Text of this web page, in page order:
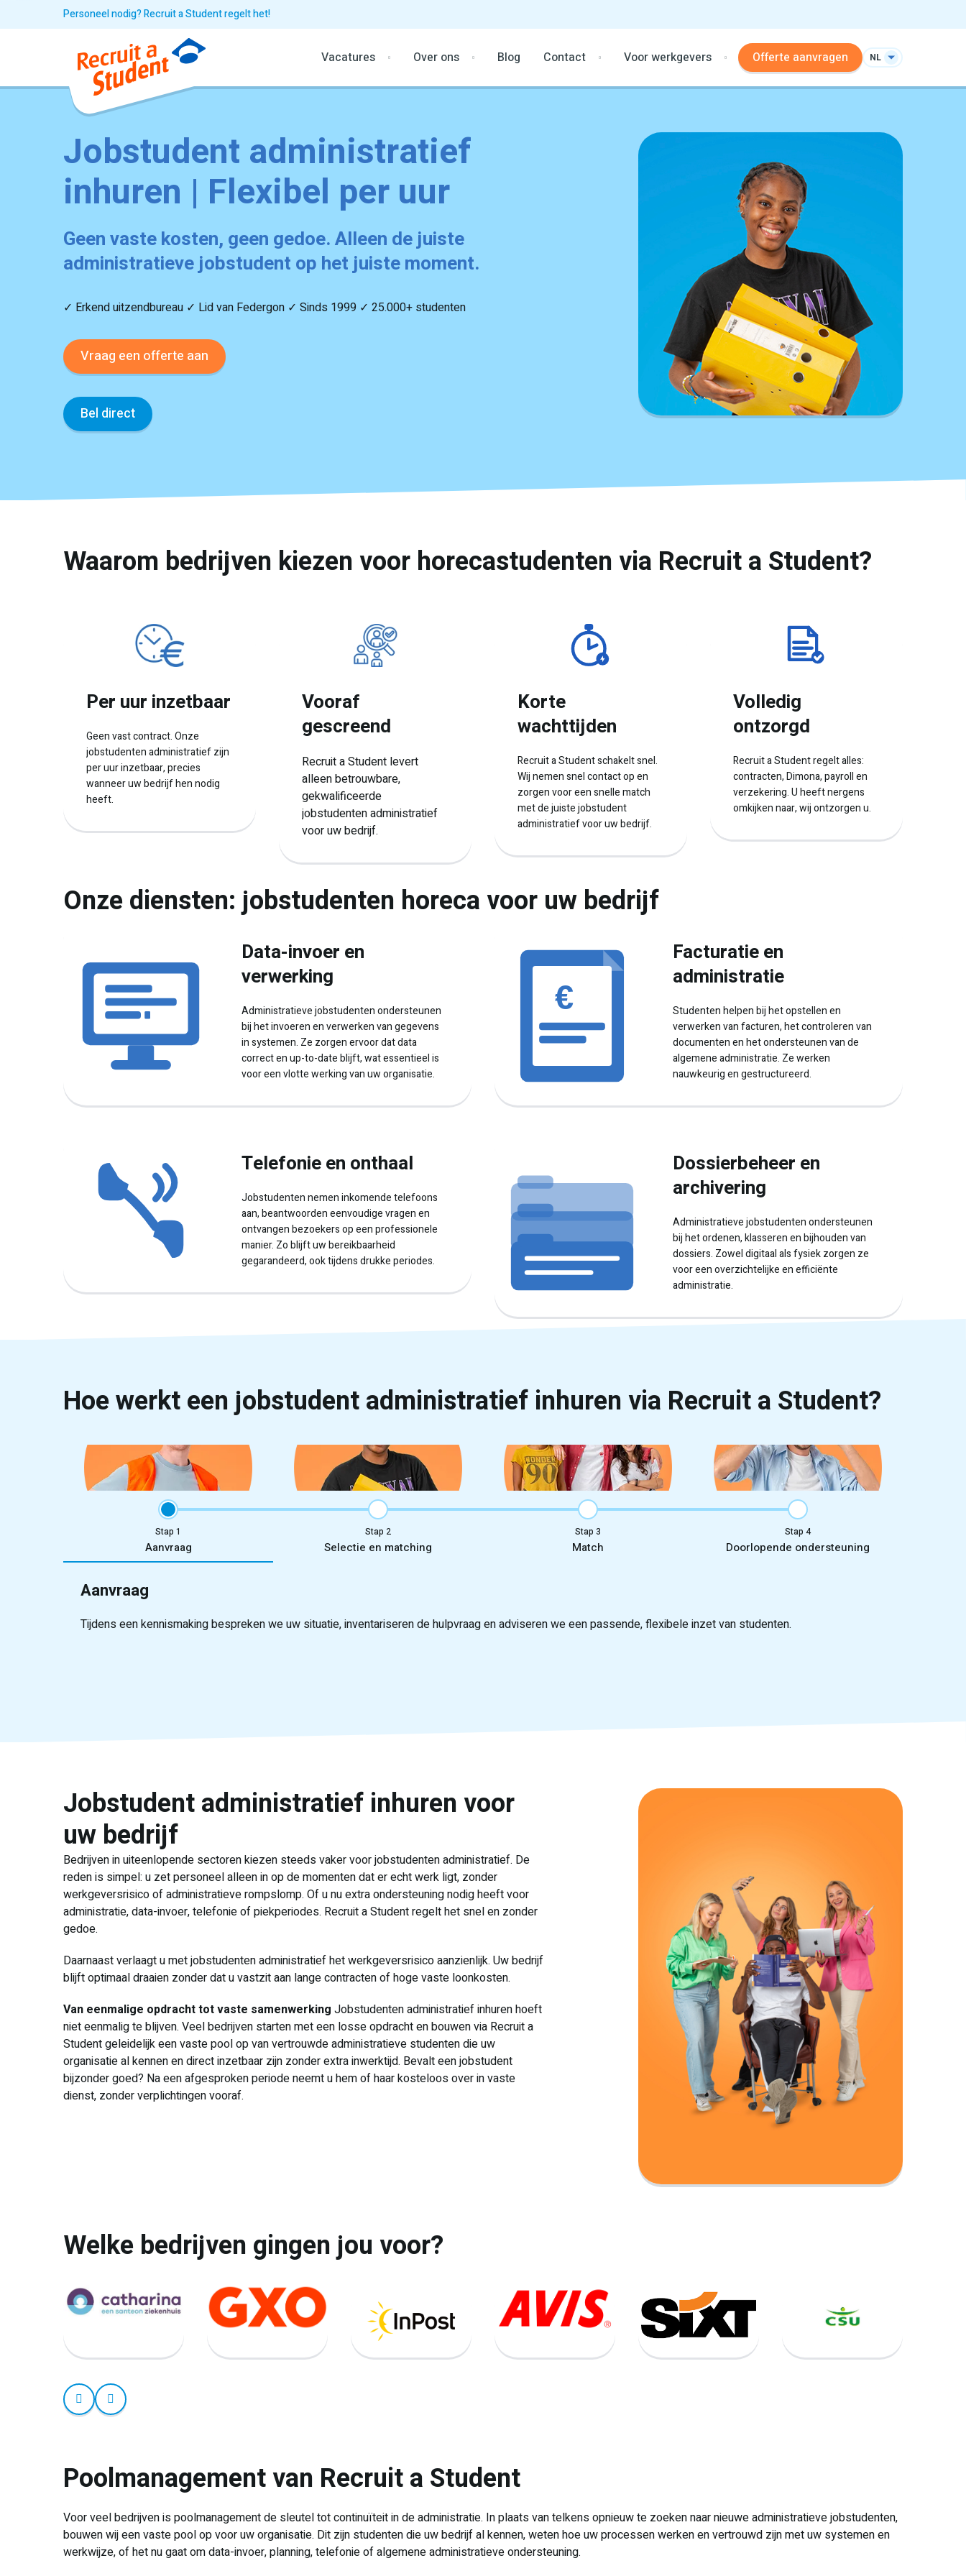
Personeel nodig? Recruit a Student regelt het!
Vacatures Over ons Blog Contact Voor werkgevers Offerte aanvragen NL
Jobstudent administratief
inhuren | Flexibel per uur
Geen vaste kosten, geen gedoe. Alleen de juiste
administratieve jobstudent op het juiste moment.
✓ Erkend uitzendbureau ✓ Lid van Federgon ✓ Sinds 1999 ✓ 25.000+ studenten
Vraag een offerte aan
Bel direct
Waarom bedrijven kiezen voor horecastudenten via Recruit a Student?
Per uur inzetbaar
Geen vast contract. Onze
jobstudenten administratief zijn
per uur inzetbaar, precies
wanneer uw bedrijf hen nodig
heeft.
Vooraf
gescreend
Recruit a Student levert
alleen betrouwbare,
gekwalificeerde
jobstudenten administratief
voor uw bedrijf.
Korte
wachttijden
Recruit a Student schakelt snel.
Wij nemen snel contact op en
zorgen voor een snelle match
met de juiste jobstudent
administratief voor uw bedrijf.
Volledig
ontzorgd
Recruit a Student regelt alles:
contracten, Dimona, payroll en
verzekering. U heeft nergens
omkijken naar, wij ontzorgen u.
Onze diensten: jobstudenten horeca voor uw bedrijf
Data-invoer en
verwerking
Administratieve jobstudenten ondersteunen
bij het invoeren en verwerken van gegevens
in systemen. Ze zorgen ervoor dat data
correct en up-to-date blijft, wat essentieel is
voor een vlotte werking van uw organisatie.
Telefonie en onthaal
Jobstudenten nemen inkomende telefoons
aan, beantwoorden eenvoudige vragen en
ontvangen bezoekers op een professionele
manier. Zo blijft uw bereikbaarheid
gegarandeerd, ook tijdens drukke periodes.
Facturatie en
administratie
Studenten helpen bij het opstellen en
verwerken van facturen, het controleren van
documenten en het ondersteunen van de
algemene administratie. Ze werken
nauwkeurig en gestructureerd.
Dossierbeheer en
archivering
Administratieve jobstudenten ondersteunen
bij het ordenen, klasseren en bijhouden van
dossiers. Zowel digitaal als fysiek zorgen ze
voor een overzichtelijke en efficiënte
administratie.
Hoe werkt een jobstudent administratief inhuren via Recruit a Student?
Stap
Aanvraag
Stap
Selectie en matching
Stap
Match
Stap
Doorlopende ondersteuning
Aanvraag
Tijdens een kennismaking bespreken we uw situatie, inventariseren de hulpvraag en adviseren we een passende, flexibele inzet van studenten.
Jobstudent administratief inhuren voor
uw bedrijf
Bedrijven in uiteenlopende sectoren kiezen steeds vaker voor jobstudenten administratief. De
reden is simpel: u zet personeel alleen in op de momenten dat er echt werk ligt, zonder
werkgeversrisico of administratieve rompslomp. Of u nu extra ondersteuning nodig heeft voor
administratie, data-invoer, telefonie of piekperiodes. Recruit a Student regelt het snel en zonder
gedoe.
Daarnaast verlaagt u met jobstudenten administratief het werkgeversrisico aanzienlijk. Uw bedrijf
blijft optimaal draaien zonder dat u vastzit aan lange contracten of hoge vaste loonkosten.
Van eenmalige opdracht tot vaste samenwerking Jobstudenten administratief inhuren hoeft
niet eenmalig te blijven. Veel bedrijven starten met een losse opdracht en bouwen via Recruit a
Student geleidelijk een vaste pool op van vertrouwde administratieve studenten die uw
organisatie al kennen en direct inzetbaar zijn zonder extra inwerktijd. Bevalt een jobstudent
bijzonder goed? Na een afgesproken periode neemt u hem of haar kosteloos over in vaste
dienst, zonder verplichtingen vooraf.
Welke bedrijven gingen jou voor?
Poolmanagement van Recruit a Student
Voor veel bedrijven is poolmanagement de sleutel tot continuïteit in de administratie. In plaats van telkens opnieuw te zoeken naar nieuwe administratieve jobstudenten,
bouwen wij een vaste pool op voor uw organisatie. Dit zijn studenten die uw bedrijf al kennen, weten hoe uw processen werken en vertrouwd zijn met uw systemen en
werkwijze, of het nu gaat om data-invoer, planning, telefonie of algemene administratieve ondersteuning.